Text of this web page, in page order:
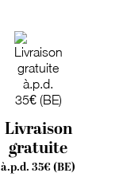
Livraison
gratuite
à.p.d. 35€ (BE)